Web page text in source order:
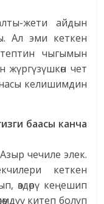
жети айдын
Ал эми кеткен
чыгымын
жүргүзүшкөн чет
келишимдин
баасы канча
чечиле элек.
кеткен
өздөрү кеңешип
китеп болуп